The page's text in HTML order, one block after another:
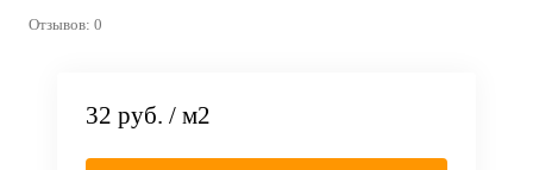
Отзывов: 0
32 руб. / м2